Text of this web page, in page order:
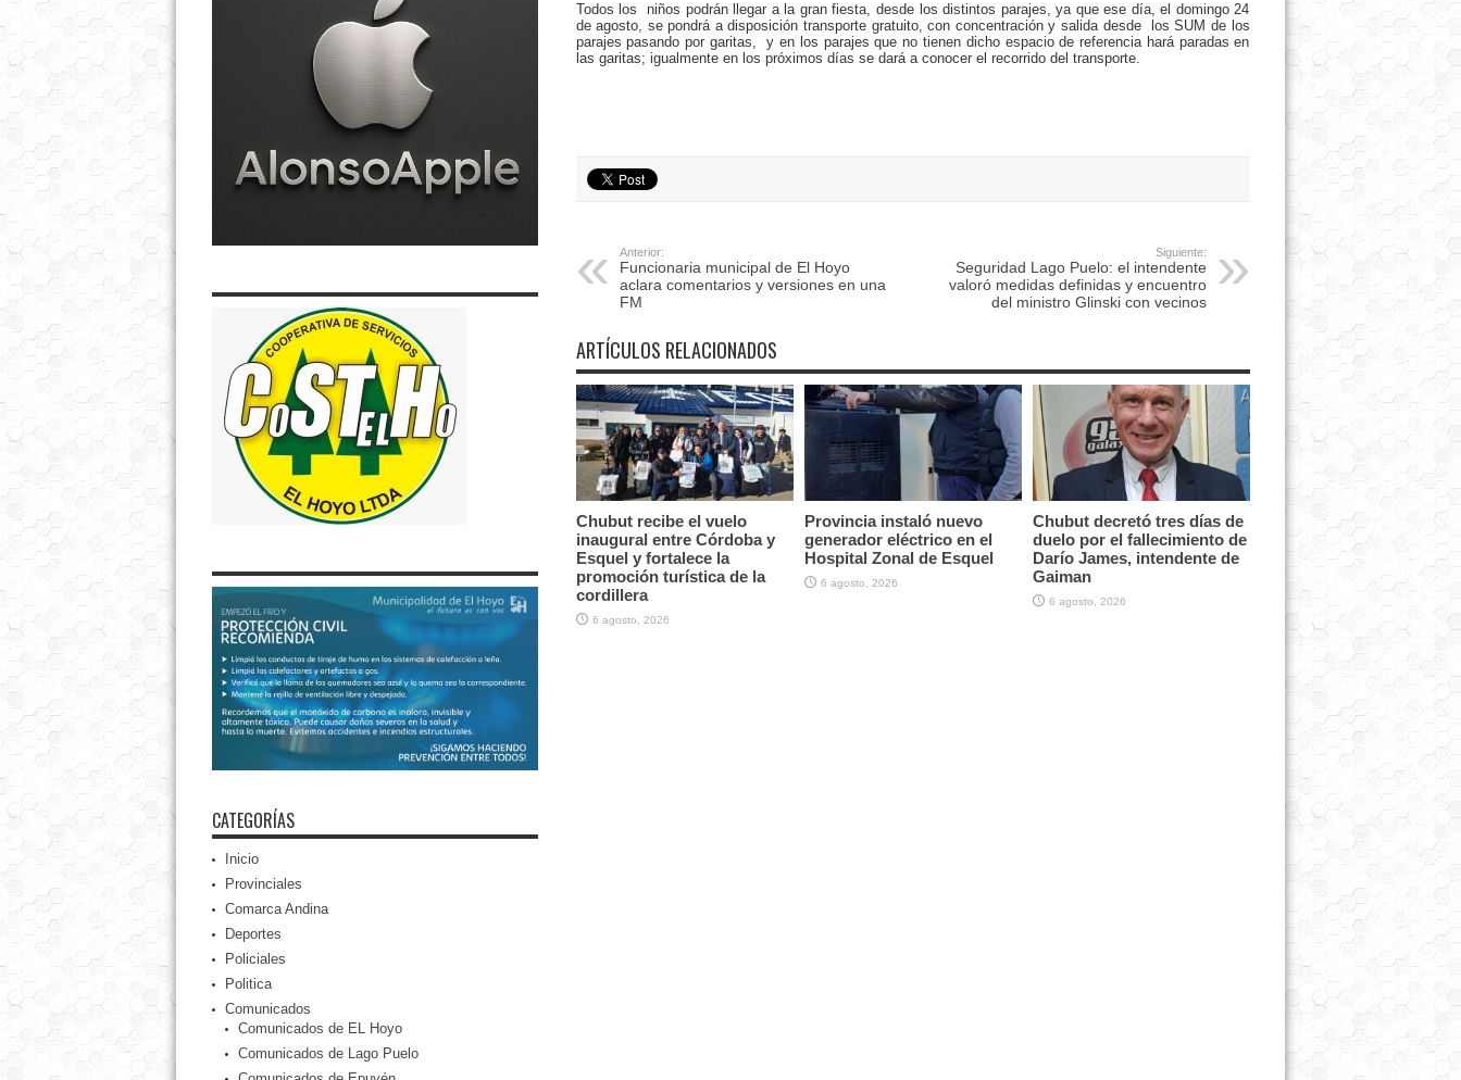
Todos los niños podrán llegar a la gran fiesta, desde los distintos parajes, ya que ese día, el domingo 24
de agosto, se pondrá a disposición transporte gratuito, con concentración y salida desde los SUM de los
parajes pasando por garitas, y en los parajes que no tienen dicho espacio de referencia hará paradas en
las garitas; igualmente en los próximos días se dará a conocer el recorrido del transporte.
Anterior:
Funcionaria municipal de El Hoyo
aclara comentarios y versiones en una
FM
Siguiente:
Seguridad Lago Puelo: el intendente
valoró medidas definidas y encuentro
del ministro Glinski con vecinos
ARTÍCULOS RELACIONADOS
Chubut recibe el vuelo
inaugural entre Córdoba y
Esquel y fortalece la
promoción turística de la
cordillera
6 agosto, 2026
Provincia instaló nuevo
generador eléctrico en el
Hospital Zonal de Esquel
6 agosto, 2026
Chubut decretó tres días de
duelo por el fallecimiento de
Darío James, intendente de
Gaiman
6 agosto, 2026
CATEGORÍAS
Inicio
Provinciales
Comarca Andina
Deportes
Policiales
Politica
Comunicados
Comunicados de EL Hoyo
Comunicados de Lago Puelo